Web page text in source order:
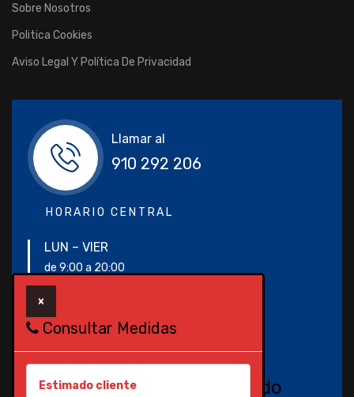
×
Consultar Medidas
Estimado cliente
Sobre Nosotros
Politica Cookies
Aviso Legal Y Política De Privacidad
Llamar al
910 292 206
HORARIO CENTRAL
LUN – VIER
de 9:00 a 20:00
09:00am – 14:00pm
SIN CITA PREVIA
NOVEDAD!
Servicio rápido